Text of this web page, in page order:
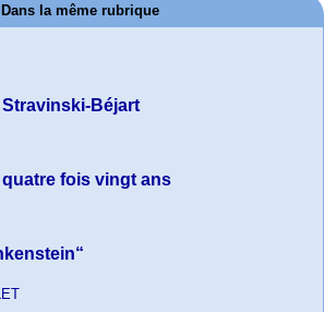
Dans la même rubrique
Béjart
fois vingt ans